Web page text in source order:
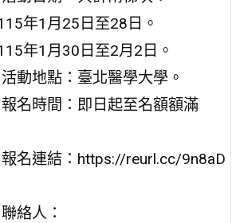
年1月25日至28日。
年1月30日至2月2日。
動地點：臺北醫學大學。
報名時間：即日起至名額額滿
名連結：https://reurl.cc/9n8aD
絡人：